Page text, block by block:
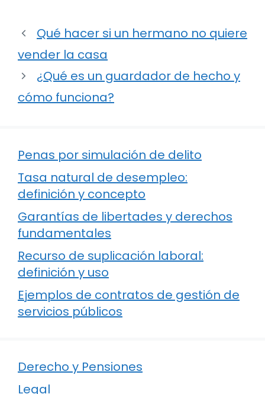
Qué hacer si un hermano no quiere
vender la casa
¿Qué es un guardador de hecho y
cómo funciona?
Penas por simulación de delito
Tasa natural de desempleo:
definición y concepto
Garantías de libertades y derechos
fundamentales
Recurso de suplicación laboral:
definición y uso
Ejemplos de contratos de gestión de
servicios públicos
Derecho y Pensiones
Legal